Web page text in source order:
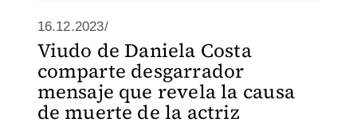
16.12.2023/
Viudo de Daniela Costa
comparte desgarrador
mensaje que revela la causa
de muerte de la actriz